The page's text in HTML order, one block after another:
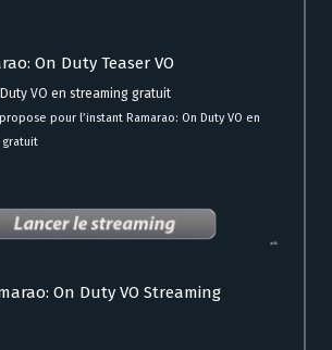
On Duty Teaser VO
VO en streaming gratuit
pour l’instant Ramarao: On Duty VO en
On Duty VO Streaming